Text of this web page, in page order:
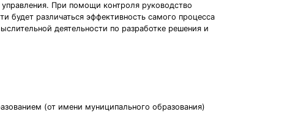
При помощи контроля руководство
будет различаться эффективность самого процесса
деятельности по разработке решения и
(от имени муниципального образования)